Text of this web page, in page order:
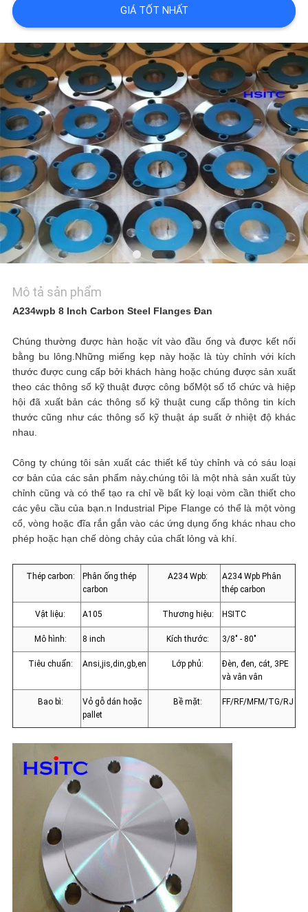
LIÊN
HỆ
VỚI
CHÚNG
TÔI
TIN
TỨC
YÊU
CẦU
ĐẶT
GIÁ
SƠ
TRANG
WEB
CHÍNH
BẢO
MẬT
GIÁ TỐT NHẤT
Mô tả sản phẩm
A234wpb 8 Inch Carbon Steel Flanges Đan
Chúng thường được hàn hoặc vít vào đầu ống và được kết nối
bằng bu lông.Những miếng kẹp này hoặc là tùy chỉnh với kích
thước được cung cấp bởi khách hàng hoặc chúng được sản xuất
theo các thông số kỹ thuật được công bốMột số tổ chức và hiệp
hội đã xuất bản các thông số kỹ thuật cung cấp thông tin kích
thước cũng như các thông số kỹ thuật áp suất ở nhiệt độ khác
nhau.
Công ty chúng tôi sản xuất các thiết kế tùy chỉnh và có sáu loại
cơ bản của các sản phẩm này.chúng tôi là một nhà sản xuất tùy
chỉnh cũng và có thể tạo ra chỉ về bất kỳ loại vòm cần thiết cho
các yêu cầu của bạn.n Industrial Pipe Flange có thể là một vòng
cổ, vòng hoặc đĩa rắn gắn vào các ứng dụng ống khác nhau cho
phép hoặc hạn chế dòng chảy của chất lỏng và khí.
Thép carbon:
Phân ống thép
carbon
A234 Wpb:
A234 Wpb Phân
thép carbon
Vật liệu: A105 Thương hiệu: HSITC
Mô hình: 8 inch Kích thước: 3/8" - 80"
Tiêu chuẩn: Ansi,jis,din,gb,en Lớp phủ:
Đèn, đen, cát, 3PE
và vân vân
Bao bì:
Vỏ gỗ dán hoặc
pallet
Bề mặt: FF/RF/MFM/TG/RJ